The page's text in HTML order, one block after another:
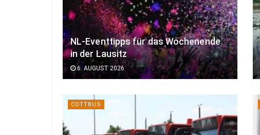
NL-Eventtipps für das Wochenende
in der Lausitz
6. AUGUST 2026
COTTBUS